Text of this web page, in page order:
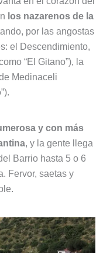
los nazarenos de la
por las angostas
el Descendimiento,
“El Gitano”), la
Medinaceli
y con más
, y la gente llega
Barrio hasta 5 o 6
Fervor, saetas y